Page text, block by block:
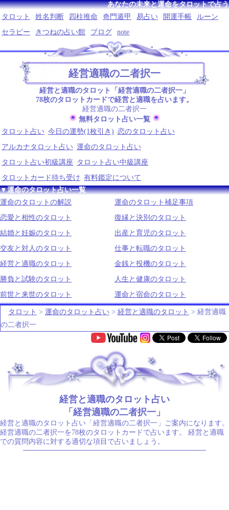
あなたの未来と運命をタロットで占う
タロット
姓名判断 四柱推命 奇門遁甲 易占い 開運手帳
ルーン
セラピー
きつねの占い館 ブログ note
経営適職の二者択一
経営と適職のタロット「経営適職の二者択一」
78枚のタロットカードで経営と適職を占います。
経営適職の二者択一
無料タロット占い一覧
タロット占い 今日の運勢(1枚引き) 恋のタロット占い
アルカナタロット占い 運命のタロット占い
タロット占い初級講座
タロット占い中級講座
タロットカード待ち受け 有料鑑定について
▼運命のタロット占い一覧
運命のタロットの解説
運命のタロット補足事項
恋愛と相性のタロット
復縁と決別のタロット
結婚と妊娠のタロット
出産と育児のタロット
交友と対人のタロット
仕事と転職のタロット
経営と適職のタロット
金銭と投機のタロット
勝負と試験のタロット
人生と健康のタロット
前世と来世のタロット
運命と宿命のタロット
タロット > 運命のタロット占い > 経営と適職のタロット > 経営適職
の二者択一
.
経営と適職のタロット占い
「経営適職の二者択一」
経営と適職のタロット占い「経営適職の二者択一」ご案内になります。
経営適職の二者択一を78枚のタロットカードで占います。 経営と適職
での質問内容に対する適切な項目で占いましょう。